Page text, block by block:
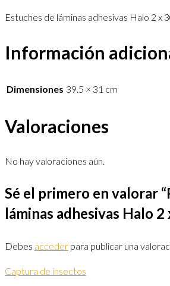
Estuches de láminas adhesivas Halo 2 x
Información
Dimensiones 39.5 × 31 cm
Valoraciones
No hay valoraciones aún.
Sé el primero en valorar
láminas adhesivas Halo 2
Debes acceder para publicar una
Captura de insectos